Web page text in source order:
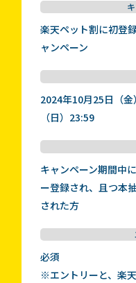
楽天ペット割に初登
ャンペーン
2024年10月25日（
（日）23:59
キャンペーン期間中
ー登録され、且つ本
された方
必須
※エントリーと、楽